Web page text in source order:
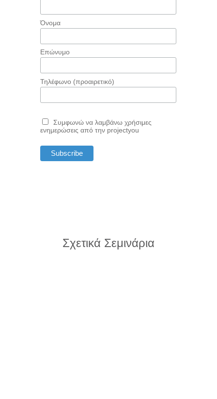
Όνομα
Επώνυμο
Τηλέφωνο (προαιρετικό)
Συμφωνώ να λαμβάνω χρήσιμες
ενημερώσεις από την projectyou
Σχετικά Σεμινάρια